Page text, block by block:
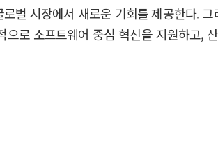
벌 시장에서 새로운 기회를 제공한다.
로 소프트웨어 중심 혁신을 지원하고,